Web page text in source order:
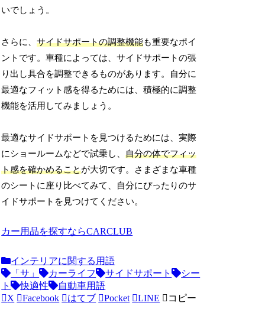
いでしょう。
さらに、サイドサポートの調整機能も重要なポイ
ントです。車種によっては、サイドサポートの張
り出し具合を調整できるものがあります。自分に
最適なフィット感を得るためには、積極的に調整
機能を活用してみましょう。
最適なサイドサポートを見つけるためには、実際
にショールームなどで試乗し、自分の体でフィッ
ト感を確かめることが大切です。さまざまな車種
のシートに座り比べてみて、自分にぴったりのサ
イドサポートを見つけてください。
カー用品を探すならCARCLUB
インテリアに関する用語
「サ」
カーライフ サイドサポート
シー
ト
快適性
自動車用語
X
Facebook はてブ Pocket LINE コピー